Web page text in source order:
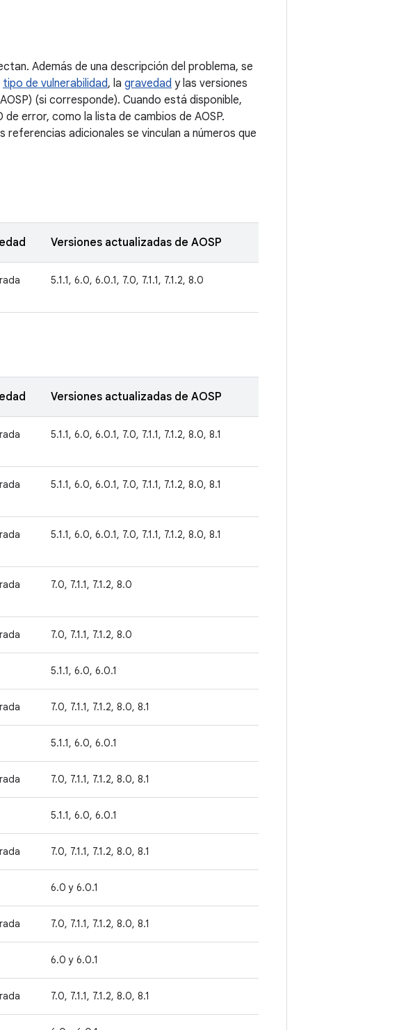
Además de una descripción del problema, se
tipo de vulnerabilidad, la gravedad y las versiones
(si corresponde). Cuando está disponible,
error, como la lista de cambios de AOSP.
adicionales se vinculan a números que
Versiones actualizadas de AOSP
5.1.1, 6.0, 6.0.1, 7.0, 7.1.1, 7.1.2, 8.0
Versiones actualizadas de AOSP
5.1.1, 6.0, 6.0.1, 7.0, 7.1.1, 7.1.2, 8.0, 8.1
5.1.1, 6.0, 6.0.1, 7.0, 7.1.1, 7.1.2, 8.0, 8.1
5.1.1, 6.0, 6.0.1, 7.0, 7.1.1, 7.1.2, 8.0, 8.1
7.0, 7.1.1, 7.1.2, 8.0
7.0, 7.1.1, 7.1.2, 8.0
5.1.1, 6.0, 6.0.1
7.0, 7.1.1, 7.1.2, 8.0, 8.1
5.1.1, 6.0, 6.0.1
7.0, 7.1.1, 7.1.2, 8.0, 8.1
5.1.1, 6.0, 6.0.1
7.0, 7.1.1, 7.1.2, 8.0, 8.1
6.0 y 6.0.1
7.0, 7.1.1, 7.1.2, 8.0, 8.1
6.0 y 6.0.1
7.0, 7.1.1, 7.1.2, 8.0, 8.1